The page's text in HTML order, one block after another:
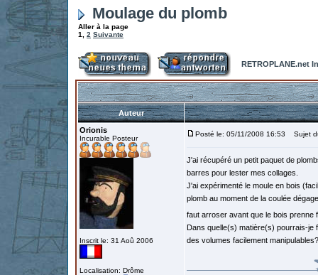
Moulage du plomb
Aller à la page
1
2 Suivante
RETROPLANE.net
Auteur
Orionis
Incurable Posteur
Inscrit le: 31 Aoû 2006
Localisation: Drôme
Posté le: 05/11/2008 16:53 Sujet
J'ai récupéré un petit paquet de
barres pour lester mes collages.
J'ai expérimenté le moule en bois
plomb au moment de la coulée
faut arroser avant que le bois
Dans quelle(s) matière(s) pourrais-je
des volumes facilement manipulables?